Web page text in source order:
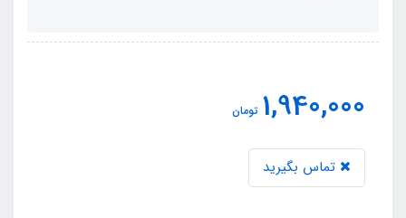
1,940,000 تومان
تماس بگیرید